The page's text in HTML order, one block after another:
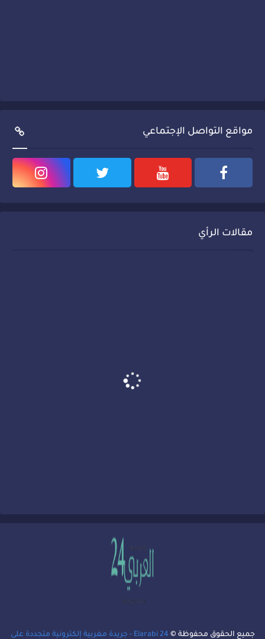
مواقع التواصل الإجتماعي
مقالات الرأي
جميع الحقوق محفوظة © Elarabi 24 - جريدة مغربية إلكترونية متجددة على